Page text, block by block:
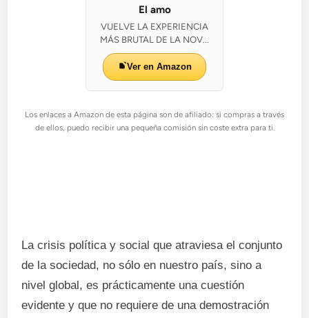
El amo
VUELVE LA EXPERIENCIA
MÁS BRUTAL DE LA NOV...
Ver en Amazon
Los enlaces a Amazon de esta página son de afiliado: si compras a través
de ellos, puedo recibir una pequeña comisión sin coste extra para ti.
La crisis política y social que atraviesa el conjunto
de la sociedad, no sólo en nuestro país, sino a
nivel global, es prácticamente una cuestión
evidente y que no requiere de una demostración